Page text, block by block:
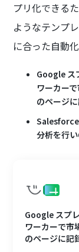
プリ化できる
ようなテンプ
に合った自動
Google ス
ワーカー
のページ
分析を行
Google スプ
ワーカーで
のページに記